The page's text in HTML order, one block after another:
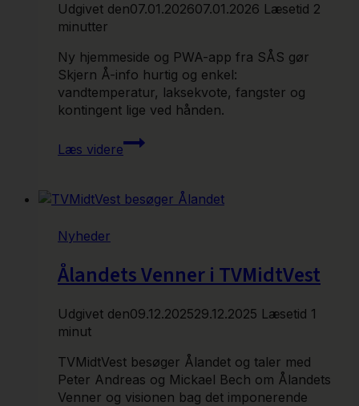
Udgivet den07.01.202607.01.2026 Læsetid 2
minutter
Ny hjemmeside og PWA-app fra SÅS gør
Skjern Å-info hurtig og enkel:
vandtemperatur, laksekvote, fangster og
kontingent lige ved hånden.
Læs videre
Skjern
Å
kun
ét
Nyheder
Ålandets Venner i TVMidtVest
Udgivet den09.12.202529.12.2025 Læsetid 1
minut
TVMidtVest besøger Ålandet og taler med
Peter Andreas og Mickael Bech om Ålandets
Venner og visionen bag det imponerende